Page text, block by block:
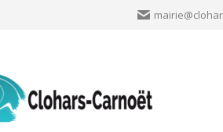
Education –